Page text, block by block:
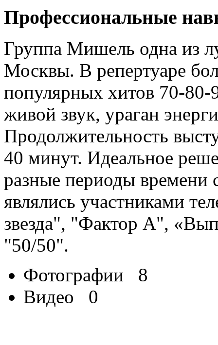
Профессиональные
Группа Мишель одна из
Москвы. В репертуаре
популярных хитов 70-
живой звук, ураган
Продолжительность
40 минут. Идеальное
разные периоды
являлись участниками
звезда", "Фактор А",
"50/50".
Фотографии 8
Видео 0